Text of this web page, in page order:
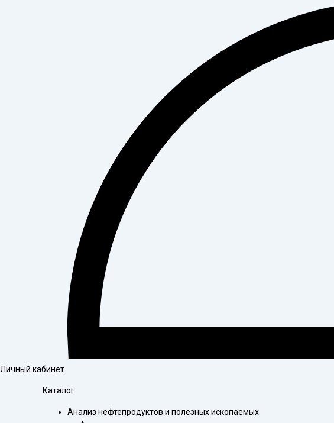
Личный кабинет
Каталог
Анализ нефтепродуктов и полезных ископаемых